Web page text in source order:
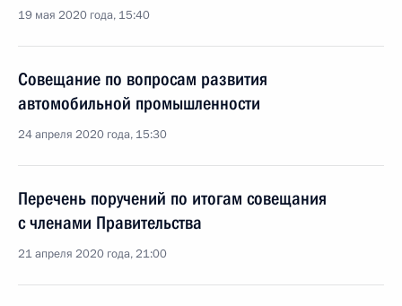
19 мая 2020 года, 15:40
Совещание по вопросам развития
автомобильной промышленности
24 апреля 2020 года, 15:30
Перечень поручений по итогам совещания
с членами Правительства
21 апреля 2020 года, 21:00